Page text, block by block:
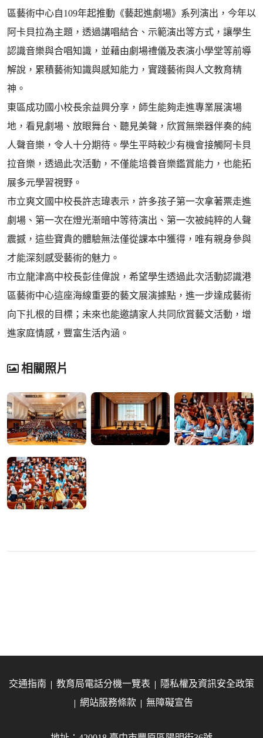
區藝術中心自109年起推動《藝起進劇場》系列演出，今年以
阿卡貝拉為主題，透過講唱結合、示範演出等方式，讓學生
認識音樂與合唱知識，並藉由劇場禮儀及表演小學堂等前導
解說，累積藝術知識與感知能力，實踐藝術與人文教育精
神。
東區成功國小校長余益興分享，師生能夠走進專業展演場
地，看見劇場、放眼舞台、聽見美聲，欣賞無樂器伴奏的純
人聲音樂，令人十分期待。學生平時較少有機會接觸阿卡貝
拉音樂，透過此次活動，不僅能培養音樂鑑賞能力，也能拓
展多元學習視野。
市立爽文國中校長許志瑋表示，許多孩子第一次拿著票走進
劇場、第一次在燈光漸暗中等待演出、第一次被純粹的人聲
震撼，這些寶貴的體驗無法僅從課本中獲得，唯有親身參與
才能深刻感受藝術的魅力。
市立龍津高中校長彭佳偉說，希望學生透過此次活動認識港
區藝術中心這座海線重要的藝文展演據點，進一步達成藝術
向下扎根的目標；未來也能邀請家人共同欣賞藝文活動，增
進家庭情感，豐富生活內涵。
相關照片
交通指南 教育局電話分機一覽表
隱私權及資訊安全政策
網站服務條款
無障礙宣告